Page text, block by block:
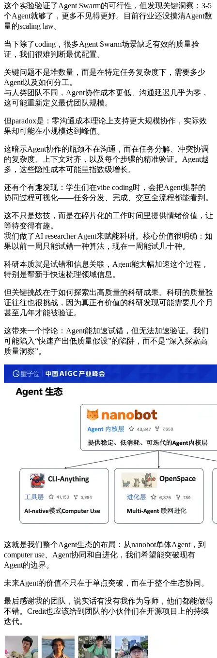
这个实验验证了Agent Swarm的可行性，但发现关键洞察：3-5
个Agent就够了，更多不见得更好。目前行业还没摸清Agent数
量的scaling law。
当下除了coding，很多Agent Swarm场景缺乏有效的质量验
证，我们很难判断最优配置。
关键问题不是堆数量，而是在特定任务复杂度下，需要多少
Agent以及如何分工。
与人类团队不同，Agent协作成本更低、沟通延迟几乎为零，
这可能重新定义最优团队规模。
但paradox是：零沟通成本理论上支持更大规模协作，实际效
果却可能在小规模达到峰值。
这暗示Agent协作的瓶颈不在沟通，而在任务分解、冲突协调
的复杂度、上下文对齐，以及每个步骤的精准验证。Agent越
多，这些隐性成本可能呈指数级增长。
还有个有趣发现：学生们在vibe coding时，会把Agent集群的
协同过程可视化——任务分发、完成、交互全流程都能看到。
这不只是炫技，而是在碎片化的工作时间里提供情绪价值，让
等待变得有趣。
我们做了AI researcher Agent来赋能科研。核心价值很明确：如
果以前一周只能试错一种算法，现在一周能试几十种。
科研本质就是试错和信息关联，Agent能大幅加速这个过程，
特别是帮新手快速梳理领域信息。
但关键挑战在于如何探索出高质量的科研成果。科研的质量验
证往往也很挑战，因为真正有价值的科研发现可能需要几个月
甚至几年才能被验证。
这带来一个悖论：Agent能加速试错，但无法加速验证。我们
可能陷入“快速产出低质量假设”的陷阱，而不是“深入探索高
质量洞察”。
这就是我们整个Agent生态的布局：从nanobot单体Agent，到
computer use、Agent协同和自进化，我们希望能突破现有
Agent的边界。
未来Agent的价值不只在于单点突破，而在于整个生态协同。
最后感谢我的团队，说实话有没有我作为导师，他们都能做得
不错。Credit也应该给到团队的小伙伴们在开源项目上的持续
迭代。